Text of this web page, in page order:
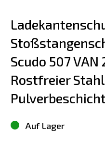
Scudo 507
Rostfreier
Auf Lager